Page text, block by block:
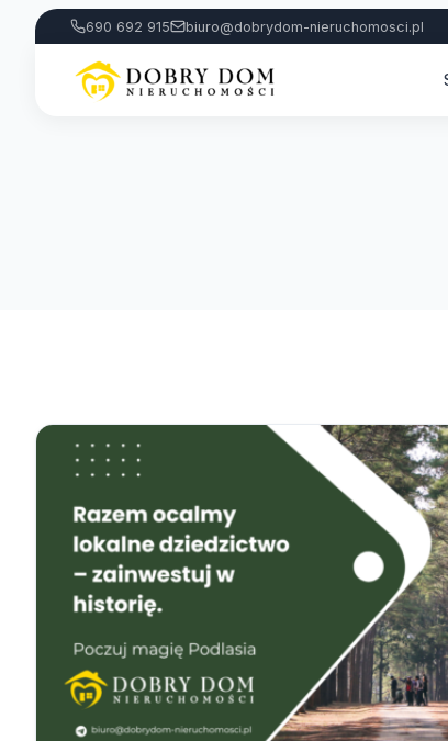
690 692 915 biuro@dobrydom-nieruchomosci.pl